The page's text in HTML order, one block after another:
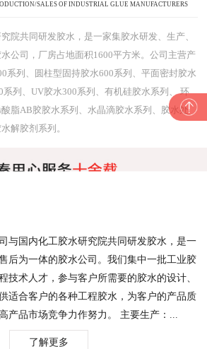
SALES OF INDUSTRIAL GLUE MANUFACTURERS
院共同研发胶水，是一家集胶水研发、生产、
公司，厂房占地面积1600平方米。公司主营产
系列、圆柱型固持胶水600系列、平面密封胶水
系列、UV胶水300系列、有机硅胶水系列、 环
脂AB胶胶水系列、水晶滴胶水系列、胶水处
解胶剂系列。
与国内化工胶水研究院共同研发胶水，是一
后为一体的胶水公司。我们集中一批工业胶
技术人才，参与客户所需要的胶水的设计、
适合客户的各种工程胶水，为客户的产品质
产品市场竞争力作努力。 主要生产：...
了解更多